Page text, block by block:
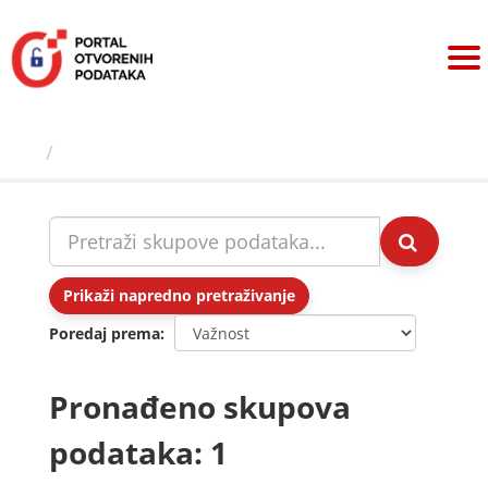
sadržaj
Prikaži napredno pretraživanje
Poredaj prema
Pronađeno skupova
podataka: 1